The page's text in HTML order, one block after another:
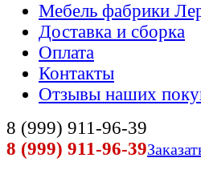
Мебель фабрики
Доставка и сборка
Оплата
Контакты
Отзывы наших
8 (999) 911-96-39
8 (999) 911-96-39